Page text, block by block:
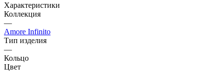
Характеристики
Коллекция
—
Amore Infinito
Тип изделия
—
Кольцо
Цвет